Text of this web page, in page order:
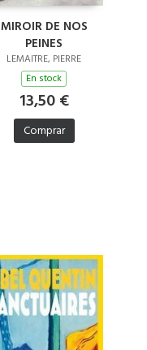
MIROIR DE NOS
PEINES
LEMAITRE, PIERRE
En stock
13,50 €
Comprar